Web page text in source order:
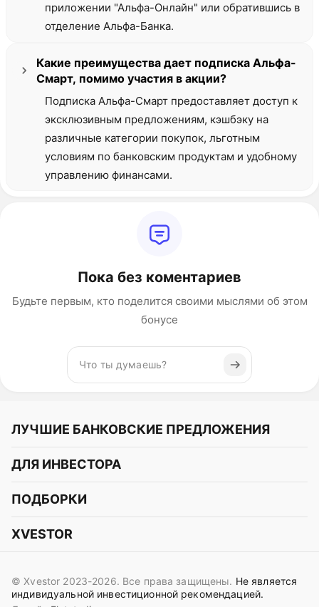
приложении "Альфа-Онлайн" или обратившись в
отделение Альфа-Банка.
Какие преимущества дает подписка Альфа-
Смарт, помимо участия в акции?
Подписка Альфа-Смарт предоставляет доступ к
эксклюзивным предложениям, кэшбэку на
различные категории покупок, льготным
условиям по банковским продуктам и удобному
управлению финансами.
Пока без коментариев
Будьте первым, кто поделится своими мыслями об этом
бонусе
ЛУЧШИЕ БАНКОВСКИЕ ПРЕДЛОЖЕНИЯ
Альфа-Банк
СБЕР
Газпромбанк
OZON Банк
ДЛЯ ИНВЕСТОРА
Курс акций
Курс облигаций
Прогнозы на криптовалюты
ПОДБОРКИ
Подборки акций
Подборки облигаций
XVESTOR
Вконтакте
© Xvestor 2023-2026. Все права защищены. Не является
индивидуальной инвестиционной рекомендацией.